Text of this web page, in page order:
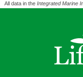
All data in the Integrated Marine